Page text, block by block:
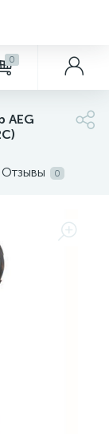
0
AEG
Отзывы 0